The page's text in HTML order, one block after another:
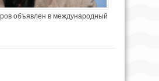
объявлен в международный